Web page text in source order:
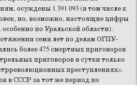
осуждены 1 391 093 (в том числе к
но, возможно, настоящие цифры
по Уральской области).
семи лет по делам ОГПУ-
более 475 смертных приговоров
приговоров в сутки только
преступлениях».
в СССР за тот же период по